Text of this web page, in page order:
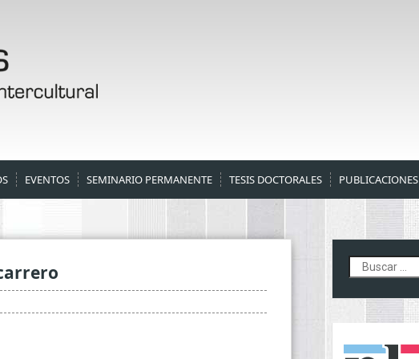
EVENTOS SEMINARIO PERMANENTE TESIS DOCTORALES PUBLICACIONES
Buscar: